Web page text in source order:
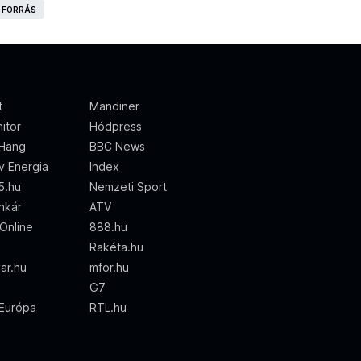
Mandiner
Hódpress
BBC News
Energia
Index
Nemzeti Sport
ATV
888.hu
Rakéta.hu
mfor.hu
G7
RTL.hu